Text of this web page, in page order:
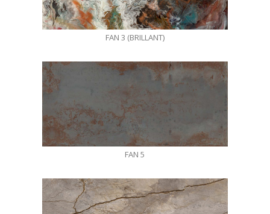
FAN 3 (BRILLANT)
FAN 5